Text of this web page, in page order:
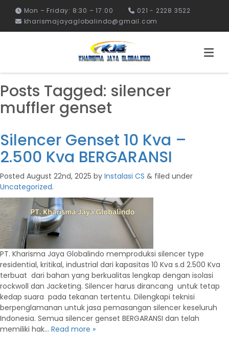
Mon – Friday: 8:30 – 17:00
021 - 2228 3522
kharismajayaglobalindo@gmail.com
Posts Tagged: silencer
muffler genset
Silencer Genset 10 Kva –
2.500 Kva BERGARANSI
Posted August 22nd, 2025 by Instalasi CS & filed under
Uncategorized.
PT. Kharisma Jaya Globalindo memproduksi silencer type
residential, kritikal, industrial dari kapasitas 10 Kva s.d 2.500 Kva
terbuat dari bahan yang berkualitas lengkap dengan isolasi
rockwoll dan Jacketing. Silencer harus dirancang untuk tetap
kedap suara pada tekanan tertentu. Dilengkapi teknisi
berpenglamanan untuk jasa pemasangan silencer keseluruh
Indonesia. Semua silencer genset BERGARANSI dan telah
memiliki hak… Read more »